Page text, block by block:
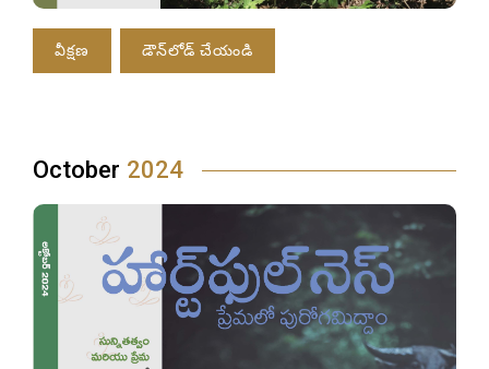
వీక్షణ డౌన్‌లోడ్ చేయండి
October 2024